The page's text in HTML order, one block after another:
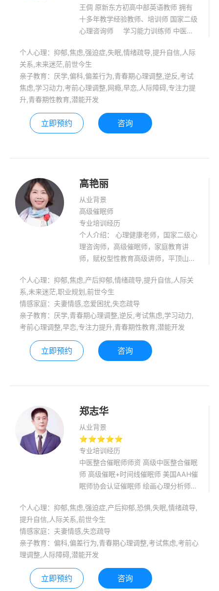
王倜 原新东方初高中部英语教师 拥有
十多年教学经验教师、培训师 国家二级
心理咨询师 学习能力训练师 中医整
认知行为疗法中级、高级咨询师 潜意识
卡高级疗愈师 PDP性格测评师
个人心理：抑郁,焦虑,强迫症,失眠,情绪疏导,提升自信,人际
关系,未来迷茫,前世今生
亲子教育：厌学,偏科,偏差行为,青春期心理调整,逆反,考试
焦虑,学习动力,考前心理调整,网瘾,早恋,人际障碍,专注力提
升,青春期性教育,潜能开发
立即预约 咨询
高艳丽
从业背景
高级催眠师
专业培训经历
个人介绍： 心理健康老师，国家二级心
理咨询师，高级催眠师，家庭教育讲
师，赋权型性教育高级讲师，平顶山源
富，多种心理咨询技术的整合，对青少
年心理辅导（厌学，抑郁，焦虑，学习
动力不足，青少年性心理，亲子关系恶
化等），有自己的独到之处。 个人团体
成长沙龙，青少年心理团体，具有积极
的影响力。 面向社会开展公益普及性的
家庭教育讲座，心理健康讲座，讲座内
个人心理：抑郁,焦虑,产后抑郁,情绪疏导,提升自信,人际关
系,未来迷茫,职业规划,前世今生
情感家庭：夫妻情感,恋爱困扰,失恋疏导
亲子教育：厌学,青春期心理调整,逆反,考试焦虑,学习动力,
考前心理调整,早恋,专注力提升,青春期性教育,潜能开发
立即预约 咨询
郑志华
从业背景
⭐⭐⭐⭐⭐
专业培训经历
中医整合催眠师师资 高级中医整合催眠
师 高级催眠+时间线催眠师 美国AAH催
眠师协会认证催眠师 绘画心理分析师
个人心理：抑郁,焦虑,强迫症,产后抑郁,恐惧,失眠,情绪疏导,
提升自信,人际关系,前世今生
情感家庭：夫妻情感,失恋疏导
亲子教育：偏科,偏差行为,青春期心理调整,考试焦虑,考前心
理调整,人际障碍,潜能开发
立即预约 咨询